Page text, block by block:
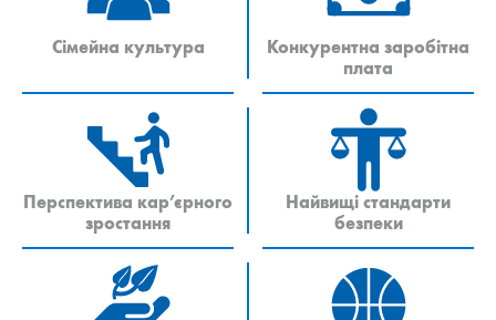
Сімейна культура
Конкурентна заробітна
плата
Перспектива кар’єрного
зростання
Найвищі стандарти
безпеки